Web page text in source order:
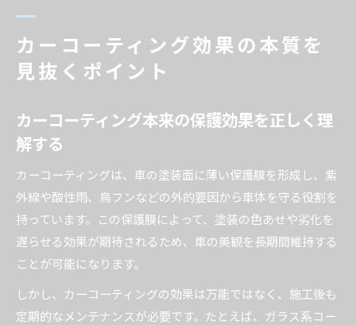
持続性
カーコーティング効果が期待できる車種やライ
本当に必要か疑問に思う人へ贈るカーコーティング
の実力
判断基準
カーコーティングが不要なケースと必要な場合
の違い
カーコーティングの効果に納得できる利用シー
カーコーティングしない方がいいと感じる主な
カーコーティング効果の本質を
見抜くポイント
カーコーティング本来の保護効果を正しく理
解する
カーコーティングは、車の塗装面に薄い保護膜を形成し、紫
外線や酸性雨、鳥フンなどの外的要因から車体を守る役割を
持っています。この保護膜によって、塗装の色あせや劣化を
遅らせる効果が期待されるため、車の美観を長期間維持する
ことが可能になります。
しかし、カーコーティングの効果は万能ではなく、施工後も
定期的なメンテナンスが必要です。たとえば、ガラス系コー